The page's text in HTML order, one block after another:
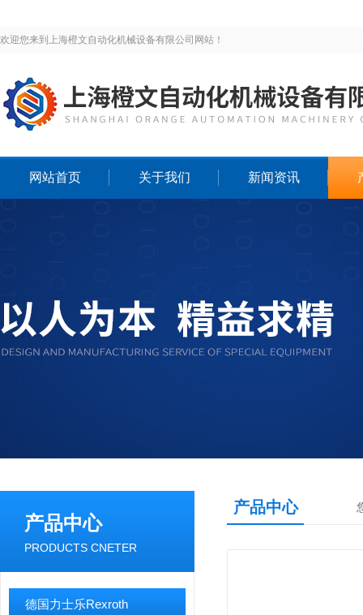
欢迎您来到上海橙文自动化机械设备有限公司网站！
网站首页 关于我们 新闻资讯
产品中心
PRODUCTS CNETER
德国力士乐Rexroth
产品中心